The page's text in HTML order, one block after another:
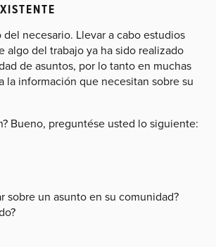
necesario. Llevar a cabo estudios
del trabajo ya ha sido realizado
de asuntos, por lo tanto en muchas
información que necesitan sobre su
Bueno, preguntése usted lo siguiente:
un asunto en su comunidad?